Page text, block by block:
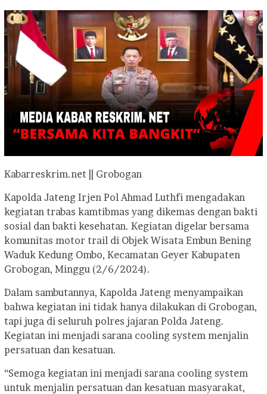
Kabarreskrim.net || Grobogan
Kapolda Jateng Irjen Pol Ahmad Luthfi mengadakan
kegiatan trabas kamtibmas yang dikemas dengan bakti
sosial dan bakti kesehatan. Kegiatan digelar bersama
komunitas motor trail di Objek Wisata Embun Bening
Waduk Kedung Ombo, Kecamatan Geyer Kabupaten
Grobogan, Minggu (2/6/2024).
Dalam sambutannya, Kapolda Jateng menyampaikan
bahwa kegiatan ini tidak hanya dilakukan di Grobogan,
tapi juga di seluruh polres jajaran Polda Jateng.
Kegiatan ini menjadi sarana cooling system menjalin
persatuan dan kesatuan.
“Semoga kegiatan ini menjadi sarana cooling system
untuk menjalin persatuan dan kesatuan masyarakat,